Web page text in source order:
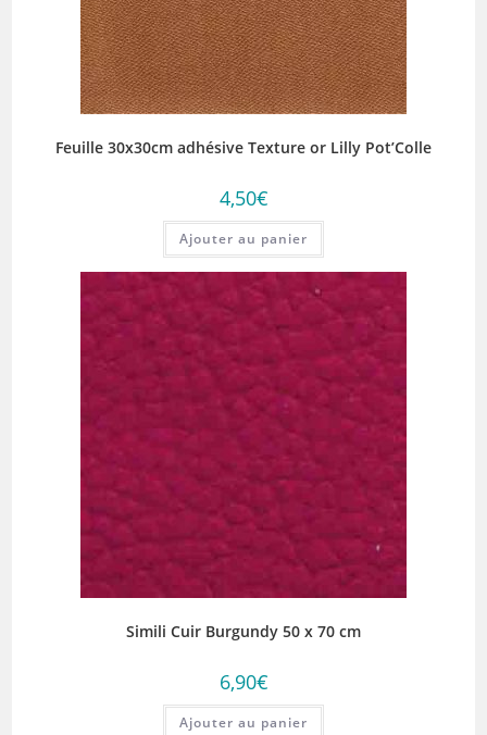
Feuille 30x30cm adhésive Texture or Lilly Pot’Colle
4,50€
Ajouter au panier
Simili Cuir Burgundy 50 x 70 cm
6,90€
Ajouter au panier